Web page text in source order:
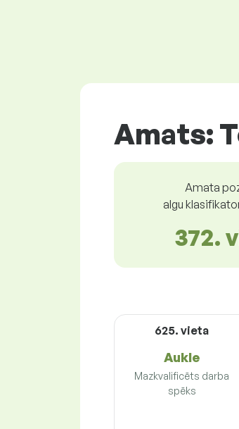
Amats:
Amata
algu
372.
625. vieta
Aukle
Mazkvalificēts darba
spēks